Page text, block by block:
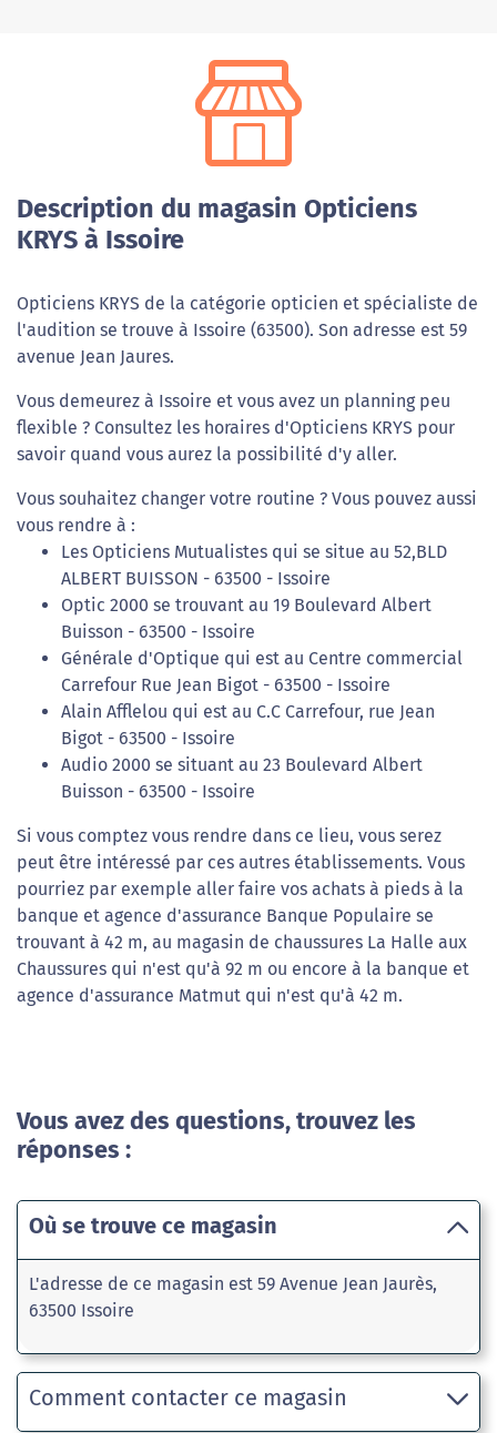
Description du magasin Opticiens
KRYS à Issoire
Opticiens KRYS de la catégorie opticien et spécialiste de
l'audition se trouve à Issoire (63500). Son adresse est 59
avenue Jean Jaures.
Vous demeurez à Issoire et vous avez un planning peu
flexible ? Consultez les horaires d'Opticiens KRYS pour
savoir quand vous aurez la possibilité d'y aller.
Vous souhaitez changer votre routine ? Vous pouvez aussi
vous rendre à :
Les Opticiens Mutualistes qui se situe au 52,BLD
ALBERT BUISSON - 63500 - Issoire
Optic 2000 se trouvant au 19 Boulevard Albert
Buisson - 63500 - Issoire
Générale d'Optique qui est au Centre commercial
Carrefour Rue Jean Bigot - 63500 - Issoire
Alain Afflelou qui est au C.C Carrefour, rue Jean
Bigot - 63500 - Issoire
Audio 2000 se situant au 23 Boulevard Albert
Buisson - 63500 - Issoire
Si vous comptez vous rendre dans ce lieu, vous serez
peut être intéressé par ces autres établissements. Vous
pourriez par exemple aller faire vos achats à pieds à la
banque et agence d'assurance Banque Populaire se
trouvant à 42 m, au magasin de chaussures La Halle aux
Chaussures qui n'est qu'à 92 m ou encore à la banque et
agence d'assurance Matmut qui n'est qu'à 42 m.
Vous avez des questions, trouvez les
réponses :
Où se trouve ce magasin
L'adresse de ce magasin est 59 Avenue Jean Jaurès,
63500 Issoire
Comment contacter ce magasin